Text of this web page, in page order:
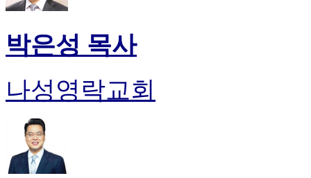
박은성 목사
나성영락교회